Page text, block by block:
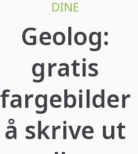
DINE
Geolog:
gratis
fargebilder
å skrive ut